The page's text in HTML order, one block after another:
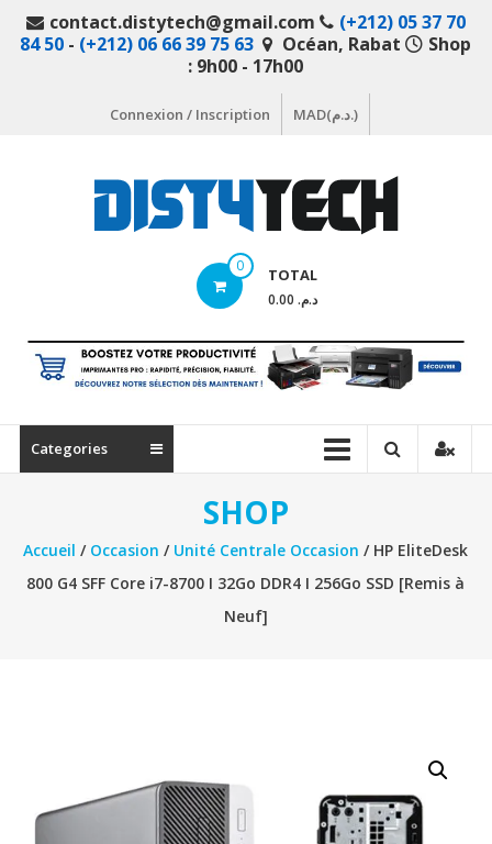
contact.distytech@gmail.com
(+212) 05 37 70
84 50 - (+212) 06 66 39 75 63 Océan, Rabat
Shop
: 9h00 - 17h00
Connexion / Inscription MAD(د.م.)
en
ligne
matériel
informatique
0 TOTAL
د.م. 0.00
Categories
SHOP
Accueil / Occasion / Unité Centrale Occasion / HP EliteDesk
800 G4 SFF Core i7-8700 I 32Go DDR4 I 256Go SSD [Remis à
Neuf]